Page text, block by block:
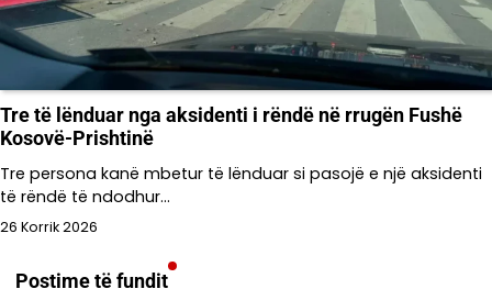
Tre të lënduar nga aksidenti i rëndë në rrugën Fushë
Kosovë-Prishtinë
Tre persona kanë mbetur të lënduar si pasojë e një aksidenti
të rëndë të ndodhur…
26 Korrik 2026
Postime të fundit